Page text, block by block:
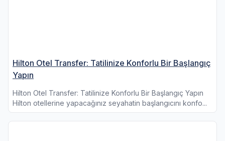
Hilton Otel Transfer: Tatilinize Konforlu Bir Başlangıç
Yapın
Hilton Otel Transfer: Tatilinize Konforlu Bir Başlangıç Yapın
Hilton otellerine yapacağınız seyahatin başlangıcını konfo...